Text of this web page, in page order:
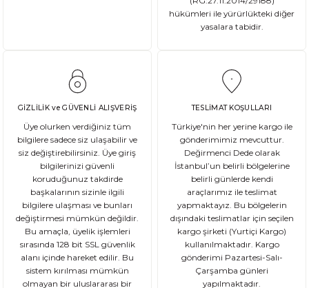
Glutensiz Yaşamın Temelleri: Gluten Nedir ve Neden Önemlidir?
DEVAMI
Ekşi Mayalı Ekmek Tüketmemiz için 10 Neden
Ekmek ve ekmek ürünleri için sağlıklı olmadıklarına dair kötü bir
DEVAMI
hükümleri ile yürürlükteki diğer
yasalara tabidir.
GİZLİLİK ve GÜVENLİ ALIŞVERİŞ
Üye olurken verdiğiniz tüm
bilgilere sadece siz ulaşabilir ve
siz değiştirebilirsiniz. Üye giriş
bilgilerinizi güvenli
koruduğunuz takdirde
başkalarının sizinle ilgili
bilgilere ulaşması ve bunları
değiştirmesi mümkün değildir.
Bu amaçla, üyelik işlemleri
sırasında 128 bit SSL güvenlik
alanı içinde hareket edilir. Bu
sistem kırılması mümkün
olmayan bir uluslararası bir
TESLİMAT KOŞULLARI
Türkiye'nin her yerine kargo ile
gönderimimiz mevcuttur.
Değirmenci Dede olarak
İstanbul’un belirli bölgelerine
belirli günlerde kendi
araçlarımız ile teslimat
yapmaktayız. Bu bölgelerin
dışındaki teslimatlar için seçilen
kargo şirketi (Yurtiçi Kargo)
kullanılmaktadır. Kargo
gönderimi Pazartesi-Salı-
Çarşamba günleri
yapılmaktadır.